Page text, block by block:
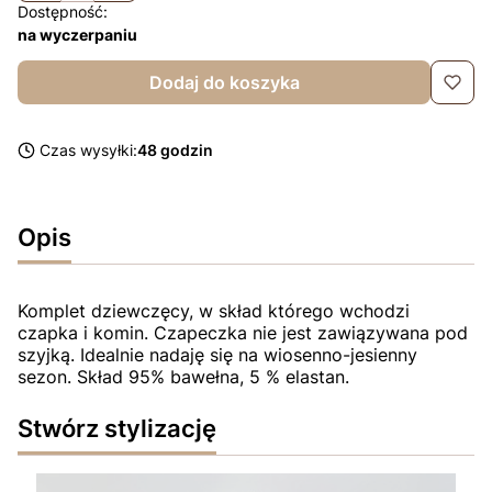
Dostępność:
na wyczerpaniu
Dodaj do koszyka
Czas wysyłki:48 godzin
Opis
Komplet dziewczęcy, w skład którego wchodzi
czapka i komin. Czapeczka nie jest zawiązywana pod
szyjką. Idealnie nadaję się na wiosenno-jesienny
sezon. Skład 95% bawełna, 5 % elastan.
Stwórz stylizację